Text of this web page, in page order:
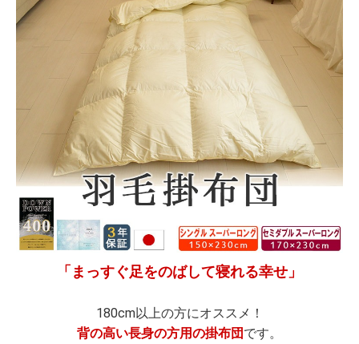
「まっすぐ足をのばして寝れる幸せ」
180cm以上の方にオススメ！
背の高い長身の方用の掛布団 です。